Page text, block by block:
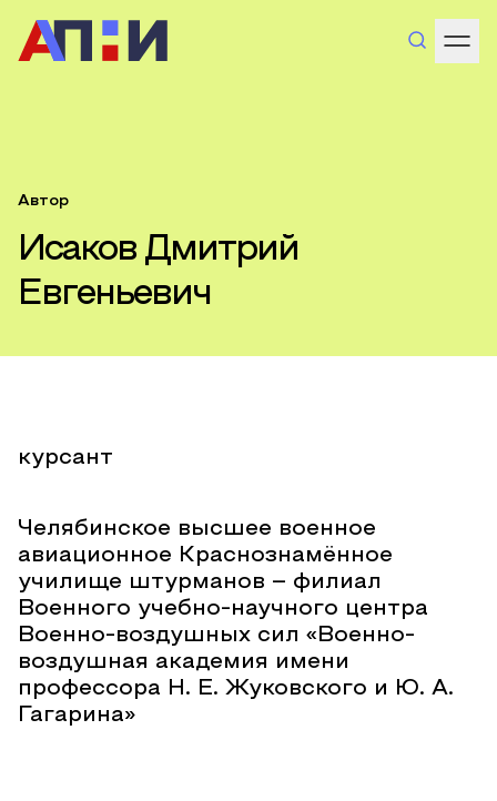
Автор
Исаков Дмитрий
Евгеньевич
курсант
Челябинское высшее военное
авиационное Краснознамённое
училище штурманов – филиал
Военного учебно-научного центра
Военно-воздушных сил «Военно-
воздушная академия имени
профессора Н. Е. Жуковского и Ю. А.
Гагарина»